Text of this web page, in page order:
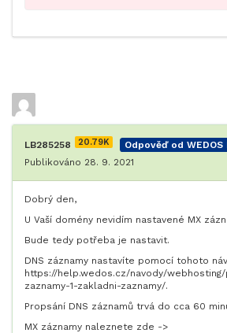
LB285258 20.79K
Odpověď od
Publikováno 28. 9. 2021
Dobrý den,
U Vaší domény nevidím nastavené MX
Bude tedy potřeba je nastavit.
DNS záznamy nastavíte pomocí tohoto
https://help.wedos.cz/navody/
zaznamy-1-zakladni-zaznamy/.
Propsání DNS záznamů trvá do cca 60
MX záznamy naleznete zde ->